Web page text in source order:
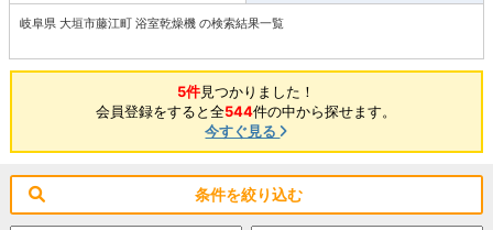
岐阜県 大垣市藤江町 浴室乾燥機 の検索結果一覧
5件見つかりました！
会員登録をすると全544件の中から探せます。
今すぐ見る
条件を絞り込む